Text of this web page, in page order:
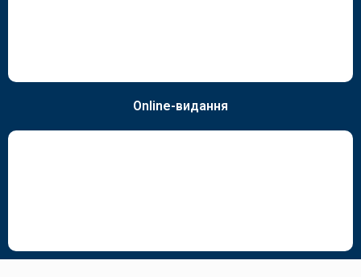
Online-видання